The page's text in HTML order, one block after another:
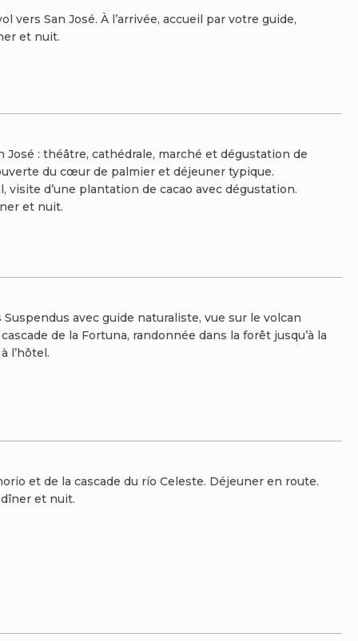
vers San José. À l’arrivée, accueil par votre guide,
et nuit.
José : théâtre, cathédrale, marché et dégustation de
du cœur de palmier et déjeuner typique.
d’une plantation de cacao avec dégustation.
et nuit.
avec guide naturaliste, vue sur le volcan
de la Fortuna, randonnée dans la forêt jusqu’à la
l’hôtel.
et de la cascade du río Celeste. Déjeuner en route.
et nuit.